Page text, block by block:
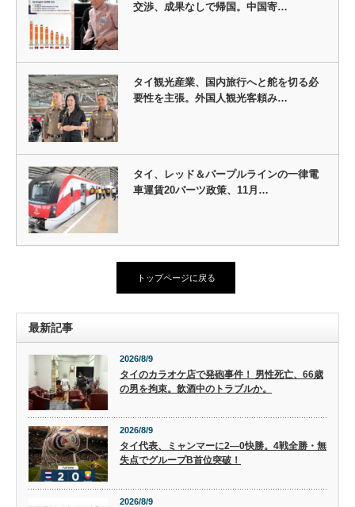
交渉、成果なしで帰国。中国寄…
タイ観光産業、国内旅行へと舵を切る必
要性を主張。外国人観光客頼み…
タイ、レッド＆パープルラインの一律電
車運賃20バーツ政策、11月…
トップページに戻る
最新記事
2026/8/9
タイのカラオケ店で発砲事件！ 男性死亡、66歳
の男を拘束。飲酒中のトラブルか。
2026/8/9
タイ代表、ミャンマーに2―0快勝。4戦全勝・無
失点でグループB首位突破！
2026/8/9